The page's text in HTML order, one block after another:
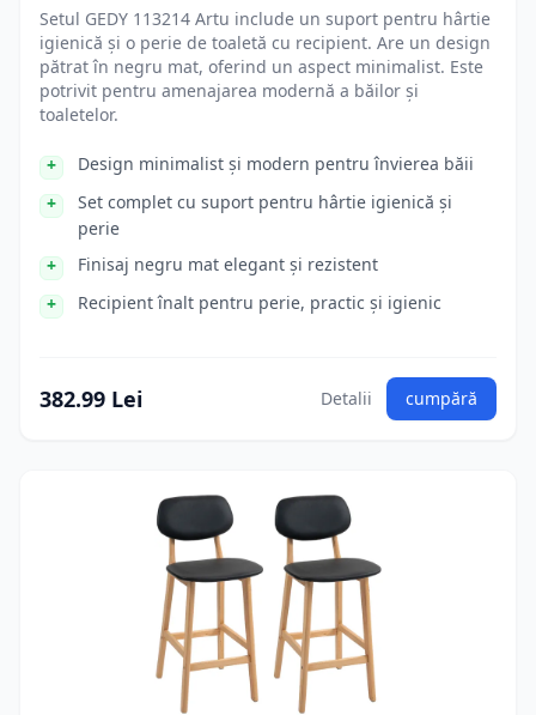
Setul GEDY 113214 Artu include un suport pentru hârtie
igienică și o perie de toaletă cu recipient. Are un design
pătrat în negru mat, oferind un aspect minimalist. Este
potrivit pentru amenajarea modernă a băilor și
toaletelor.
Design minimalist și modern pentru învierea băii
Set complet cu suport pentru hârtie igienică și
perie
Finisaj negru mat elegant și rezistent
Recipient înalt pentru perie, practic și igienic
382.99 Lei Detalii cumpără